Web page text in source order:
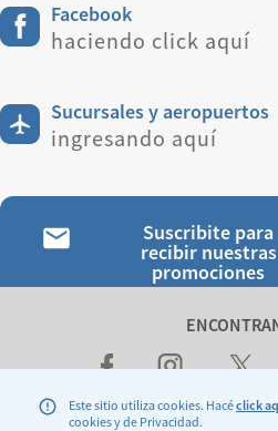
Este sitio utiliza cookies. Hacéclick
cookies y de Privacidad.
Facebook
haciendo click aquí
Sucursales y aeropuertos
ingresando aquí
Suscribite para
recibir nuestras
promociones